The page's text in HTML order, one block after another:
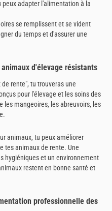
adapter l'alimentation à la
se remplissent et se vident
du temps et d'assurer une
d'élevage résistants
rente", tu trouveras une
pour l'élevage et les soins des
les mangeoires, les abreuvoirs, les
animaux, tu peux améliorer
tes animaux de rente. Une
hygiéniques et un environnement
restent en bonne santé et
professionnelle des